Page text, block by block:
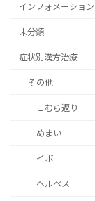
インフォメーション
未分類
症状別漢方治療
その他
こむら返り
めまい
イボ
ヘルペス